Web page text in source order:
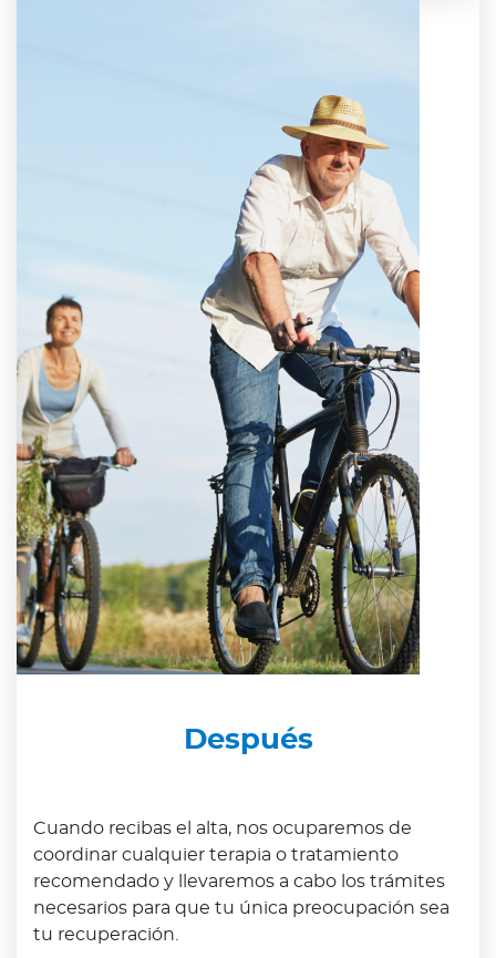
Después
Cuando recibas el alta, nos ocuparemos de
coordinar cualquier terapia o tratamiento
recomendado y llevaremos a cabo los trámites
necesarios para que tu única preocupación sea
tu recuperación.